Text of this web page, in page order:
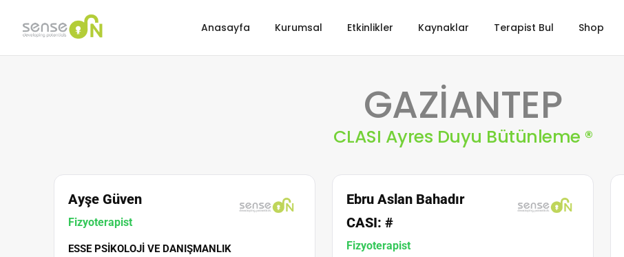
Anasayfa Kurumsal Etkinlikler Kaynaklar Terapist Bul Shop
GAZİANTEP
CLASI Ayres Duyu Bütünleme ®
Ayşe Güven
Fizyoterapist
ESSE PSIKOLOJI VE DANIŞMANLIK
Ebru Aslan Bahadır
CASI: #
Fizyoterapist